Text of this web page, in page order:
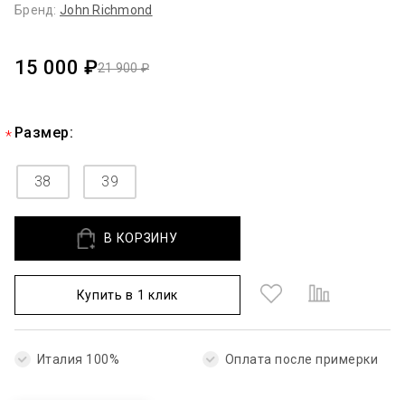
Бренд: John Richmond
21 900 ₽
15 000 ₽
Размер:
38 39
В КОРЗИНУ
Купить в 1 клик
Италия 100% Оплата после примерки